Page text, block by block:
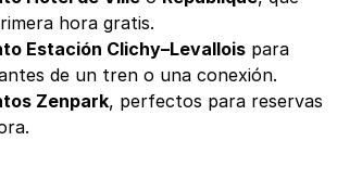
hora gratis.
Estación Clichy–Levallois para
de un tren o una conexión.
Zenpark, perfectos para reservas